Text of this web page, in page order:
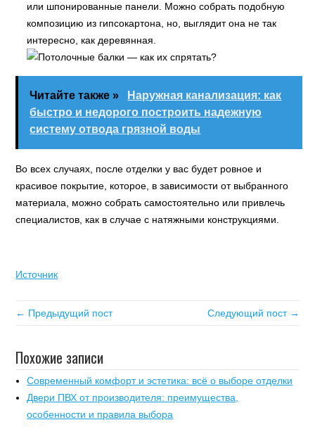
или шпонированные панели. Можно собрать подобную
композицию из гипсокартона, но, выглядит она не так
интересно, как деревянная.
Читайте также »
Наружная канализация: как
быстро и недорого построить надежную
систему отвода грязной воды
Во всех случаях, после отделки у вас будет ровное и
красивое покрытие, которое, в зависимости от выбранного
материала, можно собрать самостоятельно или привлечь
специалистов, как в случае с натяжными конструкциями.
Источник
← Предыдущий пост Следующий пост →
Похожие записи
Современный комфорт и эстетика: всё о выборе отделки
Двери ПВХ от производителя: преимущества,
особенности и правила выбора